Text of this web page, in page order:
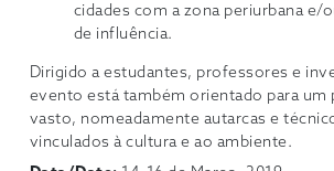
cidades com a zona periurbana e/
de influência.
Dirigido a estudantes, professores e
evento está também orientado para um
vasto, nomeadamente autarcas e
vinculados à cultura e ao ambiente.